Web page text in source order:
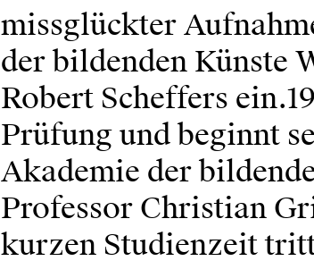
missglückter
der bildenden Künste
Robert Scheffers
Prüfung und beginnt
Akademie der
Professor Christian
kurzen Studienzeit